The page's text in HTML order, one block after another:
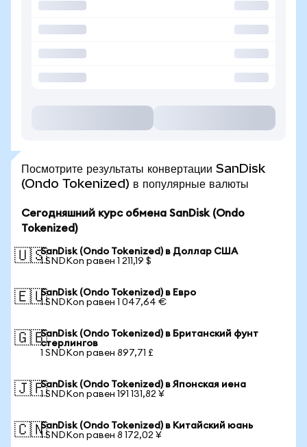
Посмотрите результаты конвертации SanDisk
(Ondo Tokenized) в популярные валюты
Сегодняшний курс обмена SanDisk (Ondo
Tokenized)
🇺🇸SanDisk (Ondo Tokenized) в Доллар США
1 SNDKon равен 1 211,19 $
🇪🇺SanDisk (Ondo Tokenized) в Евро
1 SNDKon равен 1 047,64 €
🇬🇧SanDisk (Ondo Tokenized) в Британский фунт
стерлингов
1 SNDKon равен 897,71 £
🇯🇵SanDisk (Ondo Tokenized) в Японская иена
1 SNDKon равен 191 131,82 ¥
🇨🇳SanDisk (Ondo Tokenized) в Китайский юань
1 SNDKon равен 8 172,02 ¥